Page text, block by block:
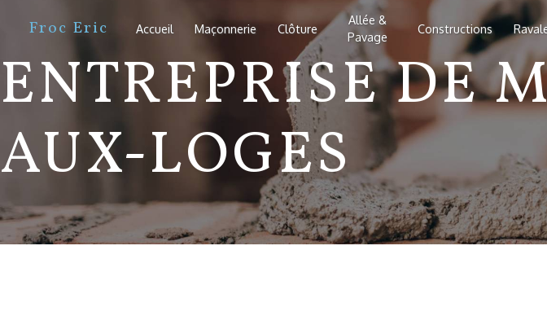
Froc Eric Accueil Maçonnerie Clôture
Allée &
Pavage
Constructions
ENTREPRISE DE
AUX-LOGES